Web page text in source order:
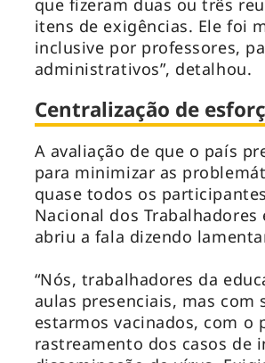
que fizeram duas ou três
itens de exigências. Ele foi
inclusive por professores,
administrativos”, detalhou.
Centralização de
A avaliação de que o país
para minimizar as
quase todos os
Nacional dos Trabalhadores
abriu a fala dizendo
“Nós, trabalhadores da
aulas presenciais, mas com
estarmos vacinados, com o
rastreamento dos casos de